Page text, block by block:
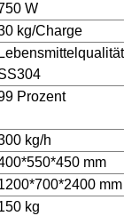
W
kg/Charge
Lebensmittelqualität
Prozent
kg/h
mm
mm
kg